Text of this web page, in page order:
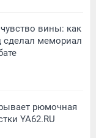
вины: как
мемориал
рюмочная
YA62.RU